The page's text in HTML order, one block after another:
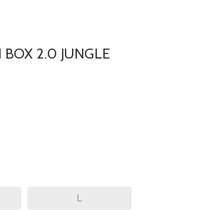
BOX 2.0 JUNGLE
L